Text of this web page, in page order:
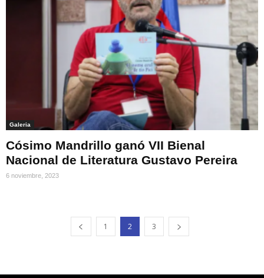
Galeria
Cósimo Mandrillo ganó VII Bienal
Nacional de Literatura Gustavo Pereira
6 noviembre, 2023
1 2 3